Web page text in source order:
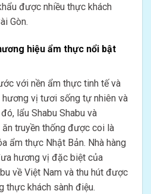
được nhiều thực khách
Gòn.
hiệu ẩm thực nổi bật
với nền ẩm thực tinh tế và
vị tươi sống tự nhiên và
lẩu Shabu Shabu và
truyền thống được coi là
ẩm thực Nhật Bản. Nhà hàng
hương vị đặc biệt của
về Việt Nam và thu hút được
thực khách sành điệu.